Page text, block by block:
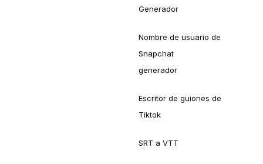
Generador
Nombre de usuario de
Snapchat
generador
Escritor de guiones de
Tiktok
SRT a VTT